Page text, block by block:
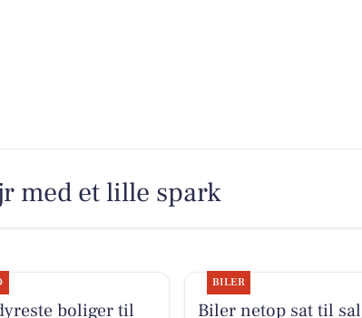
med et lille spark
boliger til
BILER
Biler netop sat til